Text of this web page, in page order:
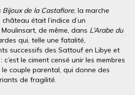
Bijoux de la Castafiore, la marche
était l’indice d’un
de même, dans L’Arabe du
qui, telle une fatalité,
successifs des Sattouf en Libye et
le ciment censé unir les membres
couple parental, qui donne des
de fragilité.